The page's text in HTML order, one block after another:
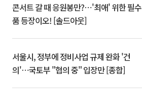
콘서트 갈 때 응원봉만?⋯'최애' 위한 필수
품 등장이오! [솔드아웃]
서울시, 정부에 정비사업 규제 완화 '건
의'⋯국토부 "협의 중" 입장만 [종합]